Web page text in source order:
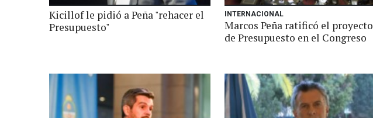
Kicillof le pidió a Peña "rehacer el
Presupuesto"
INTERNACIONAL
Marcos Peña ratificó el proyecto
de Presupuesto en el Congreso